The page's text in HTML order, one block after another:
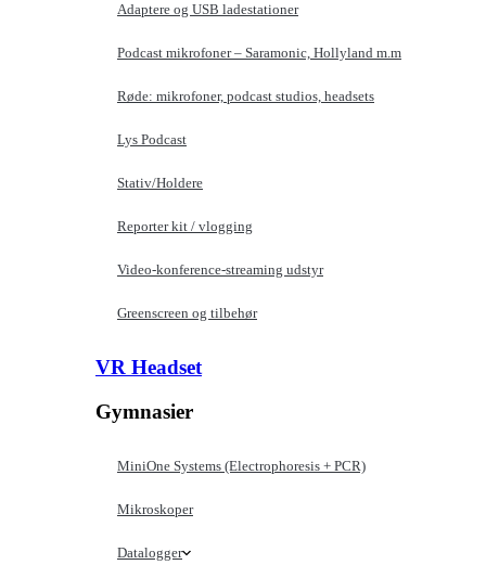
Adaptere og USB ladestationer
Podcast mikrofoner – Saramonic, Hollyland m.m
Røde: mikrofoner, podcast studios, headsets
Lys Podcast
Stativ/Holdere
Reporter kit / vlogging
Video-konference-streaming udstyr
Greenscreen og tilbehør
VR Headset
Gymnasier
MiniOne Systems (Electrophoresis + PCR)
Mikroskoper
Datalogger